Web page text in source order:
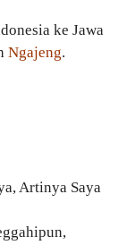
ke Jawa
Ngajeng.
Artinya Saya